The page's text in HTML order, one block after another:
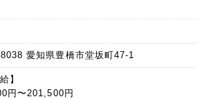
愛知県豊橋市堂坂町47-1
】
円〜201,500円